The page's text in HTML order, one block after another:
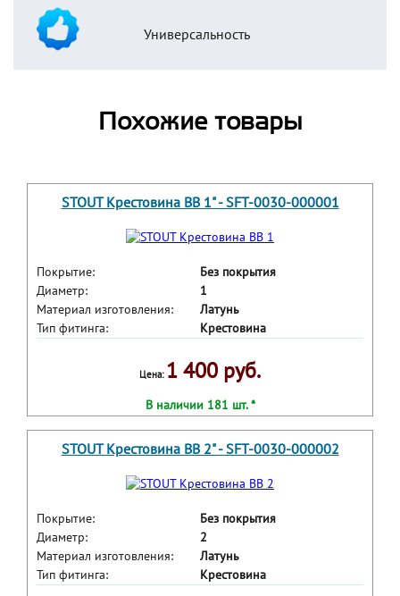
Универсальность
Похожие товары
STOUT Крестовина ВВ 1" - SFT-0030-000001
Покрытие:
Без покрытия
Диаметр:
1
Материал изготовления:
Латунь
Тип фитинга:
Крестовина
Цена: 1 400 руб.
В наличии 181 шт. *
STOUT Крестовина ВВ 2" - SFT-0030-000002
Покрытие:
Без покрытия
Диаметр:
2
Материал изготовления:
Латунь
Тип фитинга:
Крестовина